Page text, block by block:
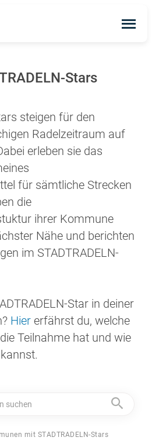
Stars
steigen für den
Radelzeitraum auf
erleben sie das
für sämtliche Strecken
die
ihrer Kommune
Nähe und berichten
im STADTRADELN-
Star in deiner
Hier erfährst du, welche
Teilnahme hat und wie
suchen
mit STADTRADELN-Stars